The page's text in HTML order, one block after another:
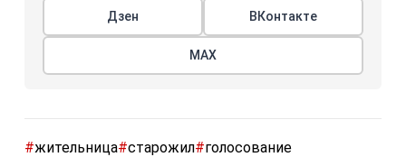
Дзен ВКонтакте
МАХ
#жительница#старожил#голосование